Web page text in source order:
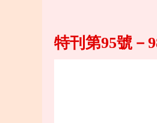
特刊第95號－